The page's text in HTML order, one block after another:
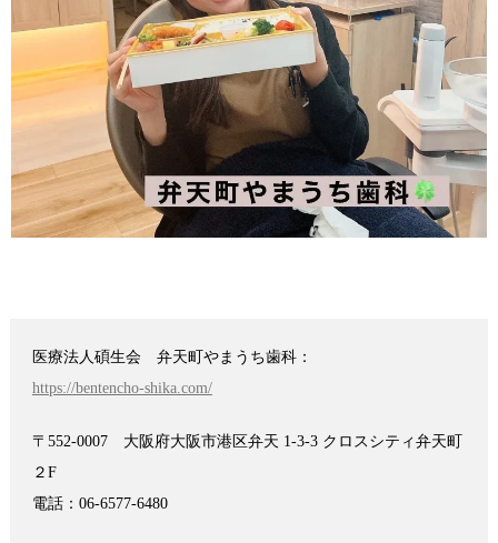
医療法人碩生会 弁天町やまうち歯科：
https://bentencho-shika.com/
〒552-0007 大阪府大阪市港区弁天 1-3-3 クロスシティ弁天町
２F
電話：06-6577-6480